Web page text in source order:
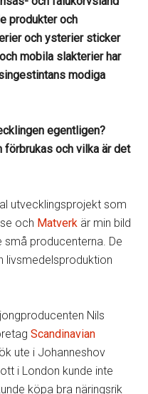
produkter och
och ysterier sticker
mobila slakterier har
modiga
egentligen?
och vilka är det
utvecklingsprojekt som
och Matverk är min bild
producenterna. De
livsmedelsproduktion
Nils
Scandinavian
ute i Johanneshov
i London kunde inte
köpa bra näringsrik